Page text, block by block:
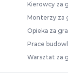
Kierowcy za
Monterzy za
Opieka za
Prace
Warsztat za